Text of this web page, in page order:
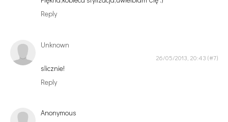
Reply
Unknown
26/05/2013, 20:43
slicznie!
Reply
Anonymous